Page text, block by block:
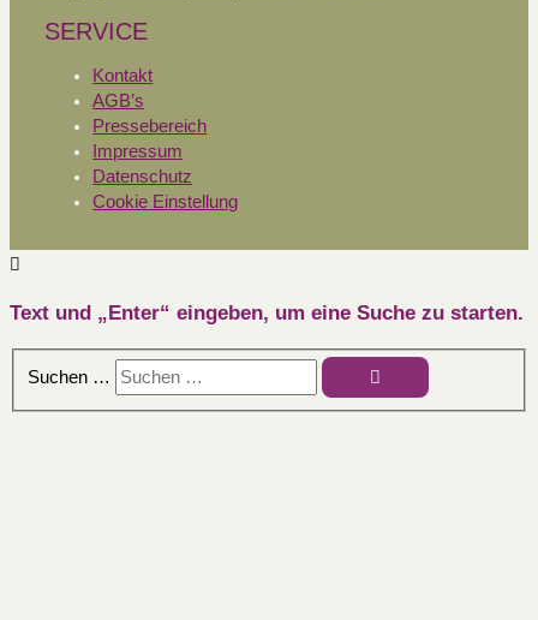
SERVICE
Kontakt
AGB’s
Pressebereich
Impressum
Datenschutz
Cookie Einstellung
Text und „Enter“ eingeben, um eine Suche zu starten.
Suchen …